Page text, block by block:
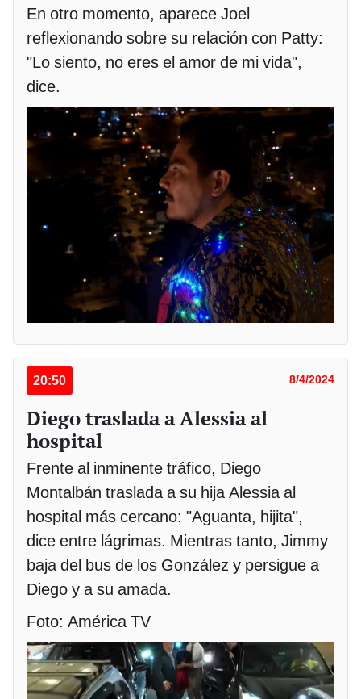
En otro momento, aparece Joel
reflexionando sobre su relación con Patty:
"Lo siento, no eres el amor de mi vida",
dice.
20:50 8/4/2024
Diego traslada a Alessia al
hospital
Frente al inminente tráfico, Diego
Montalbán traslada a su hija Alessia al
hospital más cercano: "Aguanta, hijita",
dice entre lágrimas. Mientras tanto, Jimmy
baja del bus de los González y persigue a
Diego y a su amada.
Foto: América TV